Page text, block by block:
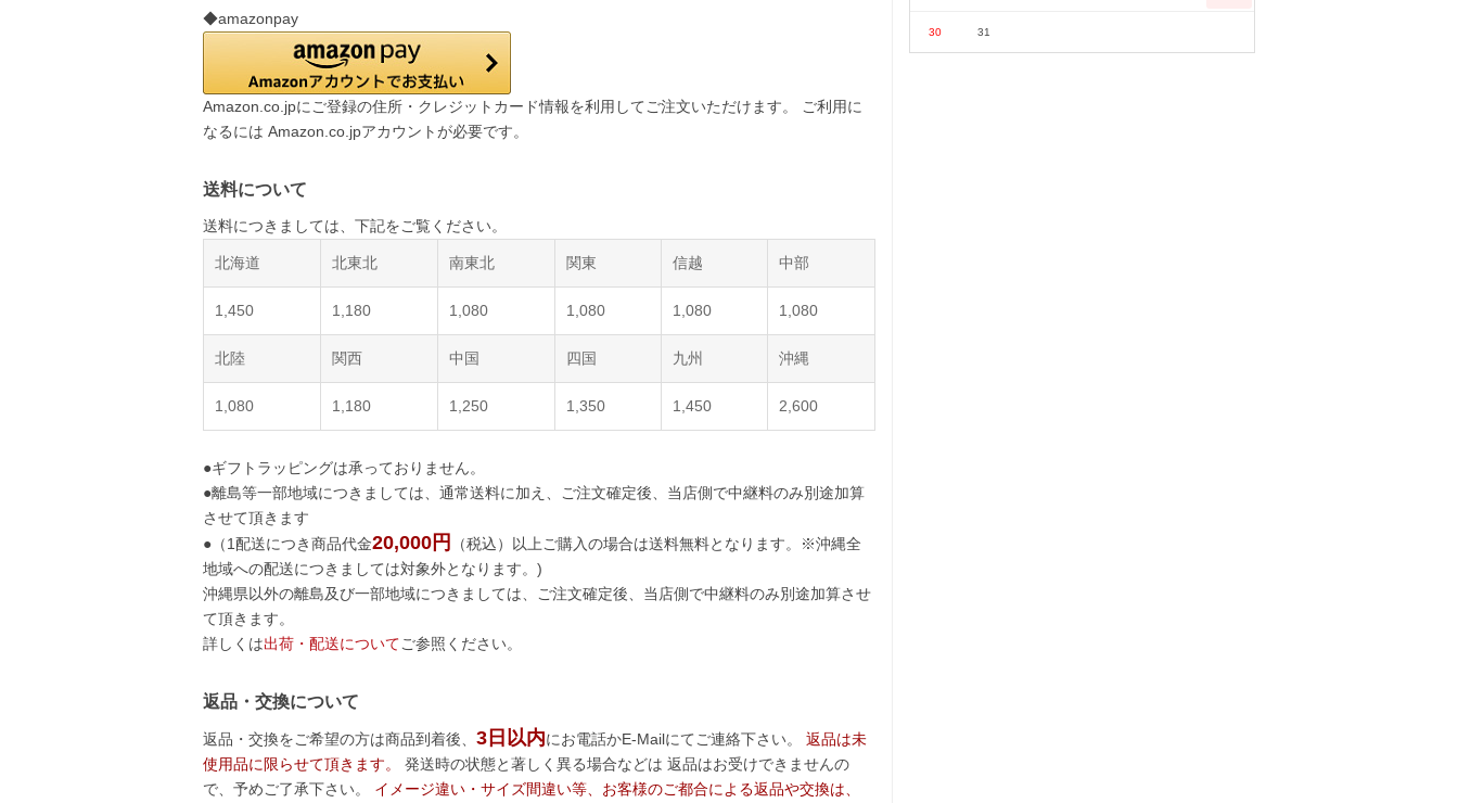
◆amazonpay
Amazon.co.jpにご登録の住所・クレジットカード情報を利用してご注文いただけます。 ご利用に
なるには Amazon.co.jpアカウントが必要です。
送料について
送料につきましては、下記をご覧ください。
北海道 北東北 南東北 関東 信越 中部
1,450 1,180 1,080 1,080 1,080 1,080
北陸 関西 中国 四国 九州 沖縄
1,080 1,180 1,250 1,350 1,450 2,600
●ギフトラッピングは承っておりません。
●離島等一部地域につきましては、通常送料に加え、ご注文確定後、当店側で中継料のみ別途加算
させて頂きます
●（1配送につき商品代金20,000円
（税込）以上ご購入の場合は送料無料となります。※沖縄全
地域への配送につきましては対象外となります。)
沖縄県以外の離島及び一部地域につきましては、ご注文確定後、当店側で中継料のみ別途加算させ
て頂きます。
詳しくは出荷・配送についてご参照ください。
返品・交換について
返品・交換をご希望の方は商品到着後、 3日以内にお電話かE-Mailにてご連絡下さい。 返品は未
使用品に限らせて頂きます。
発送時の状態と著しく異る場合などは 返品はお受けできませんの
で、予めご了承下さい。 イメージ違い・サイズ間違い等、お客様のご都合による返品や交換は、
30 31